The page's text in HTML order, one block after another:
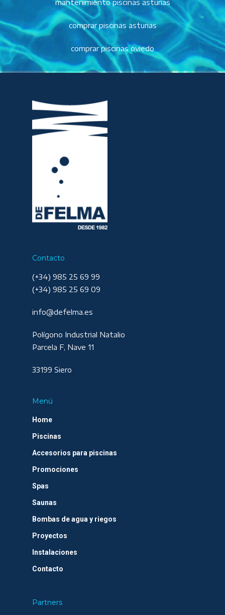
mantenimiento piscinas asturias
comprar piscinas asturias
comprar piscinas oviedo
Contacto
(+34) 985 25 69 99
(+34) 985 25 69 09
info@defelma.es
Polígono Industrial Natalio
Parcela F, Nave 11
33199 Siero
Menú
Home
Piscinas
Accesorios para piscinas
Promociones
Spas
Saunas
Bombas de agua y riegos
Proyectos
Instalaciones
Contacto
Partners